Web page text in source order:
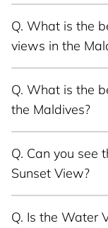
Q. What is the
views in the
Q. What is the
the Maldives?
Q. Can you see
Sunset View?
Q. Is the Water